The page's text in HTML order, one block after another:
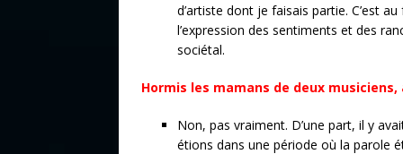
d’artiste dont je faisais partie. C’est
l’expression des sentiments et des
sociétal.
Hormis les mamans de deux
Non, pas vraiment. D’une part, il y
étions dans une période où la parole